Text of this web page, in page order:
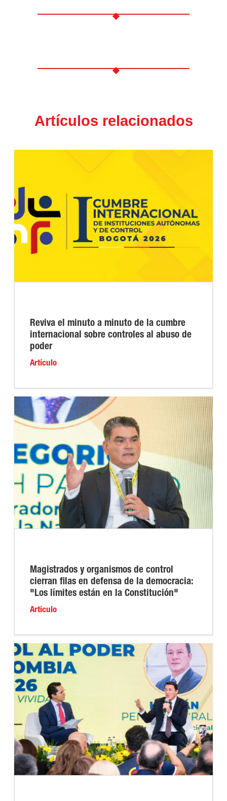
Artículos relacionados